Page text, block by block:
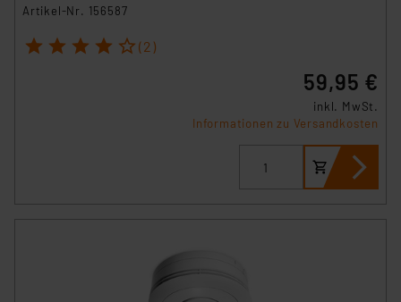
Artikel-Nr. 156587
1 2 3 4 5 (2)
59,95 €
inkl. MwSt.
Informationen zu Versandkosten